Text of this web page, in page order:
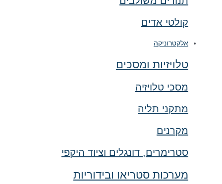
קולטי אדים
אלקטרוניקה
טלויזיות ומסכים
מסכי טלויזיה
מתקני תליה
מקרנים
סטרימרים, דונגלים וציוד היקפי
מערכות סטריאו ובידוריות